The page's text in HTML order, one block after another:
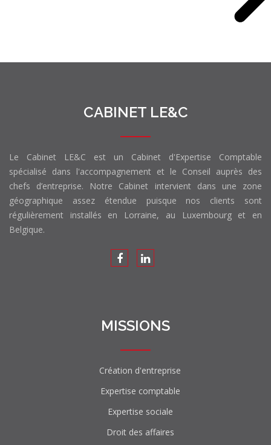
CABINET LE&C
Le Cabinet LE&C est un Cabinet d'Expertise Comptable
spécialisé dans l'accompagnement et le Conseil auprès des
chefs d’entreprise. Notre Cabinet intervient dans une zone
géographique assez étendue puisque nos clients sont
régulièrement installés en Lorraine, au Luxembourg et en
Belgique.
MISSIONS
Création d'entreprise
Expertise comptable
Expertise sociale
Droit des affaires